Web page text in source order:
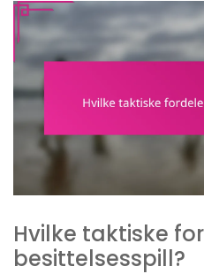
Hvilke taktiske
besittelsesspill?